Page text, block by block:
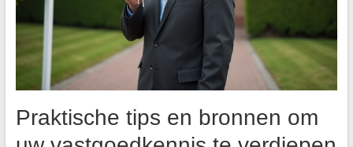
Praktische tips en bronnen om